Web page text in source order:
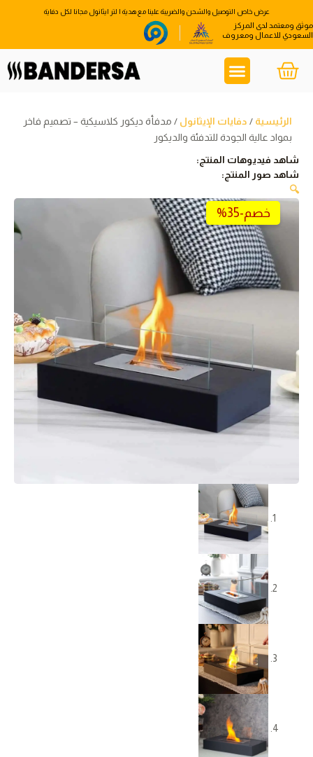
إلى
المحتوى
عرض خاص التوصيل والشحن والضريبة علينا مع هدية ا لتر ايثانول مجانا لكل دفاية
موثق ومعتمد لدى المركز
السعودي للاعمال ومعروف
CART
الرئيسية / دفايات الإيثانول / مدفأة ديكور كلاسيكية – تصميم فاخر
بمواد عالية الجودة للتدفئة والديكور
شاهد فيديوهات المنتج:
شاهد صور المنتج:
خصم-35%
🔍